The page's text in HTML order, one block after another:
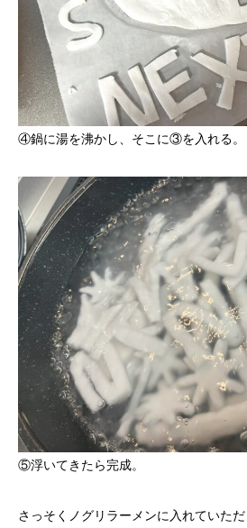
④鍋に湯を沸かし、そこに③を入れる。
⑤浮いてきたら完成。
さっそくノグリラーメンに入れていただ